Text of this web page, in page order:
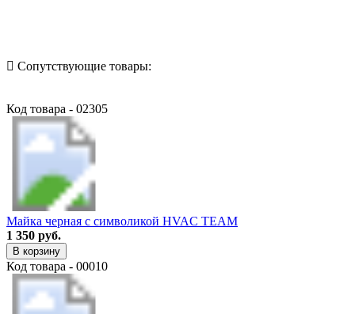
Сопутствующие товары:
Код товара - 02305
Майка черная с символикой HVAC TEAM
1 350 руб.
В корзину
Код товара - 00010